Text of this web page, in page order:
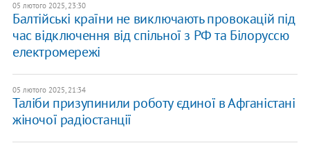
05 лютого 2025, 23:30
Балтійські країни не виключають провокацій під
час відключення від спільної з РФ та Білоруссю
електромережі
05 лютого 2025, 21:34
Таліби призупинили роботу єдиної в Афганістані
жіночої радіостанції